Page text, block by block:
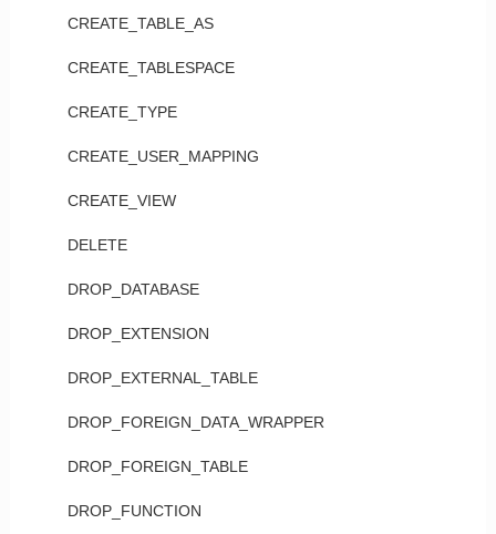
CREATE_TABLE_AS
CREATE_TABLESPACE
CREATE_TYPE
CREATE_USER_MAPPING
CREATE_VIEW
DELETE
DROP_DATABASE
DROP_EXTENSION
DROP_EXTERNAL_TABLE
DROP_FOREIGN_DATA_WRAPPER
DROP_FOREIGN_TABLE
DROP_FUNCTION